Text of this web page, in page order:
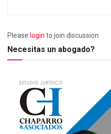
Please login to join discussion
Necesitas un abogado?